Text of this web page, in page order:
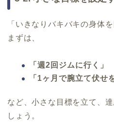
「いきなりバキバキの身体
まずは、
「週2回ジムに行く」
「1ヶ月で腕立て伏せ
など、小さな目標を立て、
しょう。